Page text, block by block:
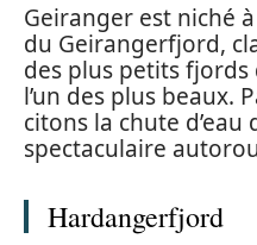
Geiranger est niché
du Geirangerfjord,
des plus petits fjords
l’un des plus beaux.
citons la chute
spectaculaire
Hardangerfjord